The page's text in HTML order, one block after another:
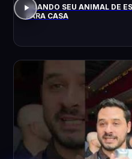
QUANDO SEU ANIMAL DE
PARA CASA